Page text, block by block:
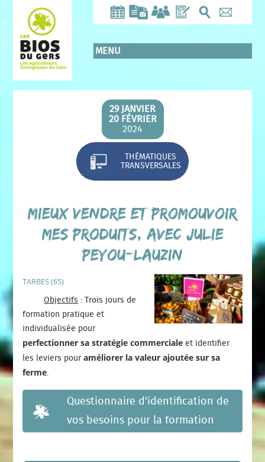
contenu
principal
MENU
29 JANVIER
20 FÉVRIER
2024
THÉMATIQUES
TRANSVERSALES
Mieux vendre et promouvoir
mes produits, avec Julie
PEYOU-LAUZIN
TARBES (65)
Objectifs : Trois jours de
formation pratique et
individualisée pour
perfectionner sa stratégie commerciale et identifier
les leviers pouraméliorer la valeur ajoutée sur sa
ferme.
Questionnaire d'identification de
vos besoins pour la formation